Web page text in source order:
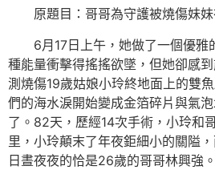
原題目：哥哥為守護被燒傷妹
6月17日上午，她做了一個優雅
種能量衝擊得搖搖欲墜，但她卻感
測燒傷19歲姑娘小玲終地面上的雙
們的海水淚開始變成金箔碎片與氣
了。82天，歷經14次手術，小玲和
里，小玲顛末了年夜鉅細小的關隘
日晝夜夜的恰是26歲的哥哥林興強